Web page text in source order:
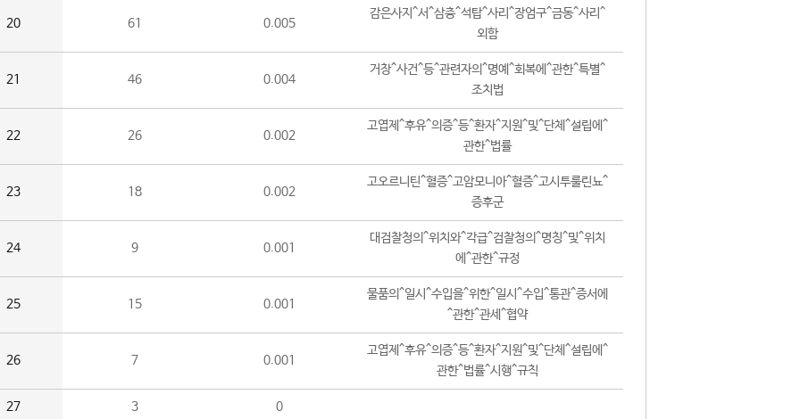
20 61 0.005
감은사지^서^삼층^석탑^사리^장엄구^금동^사리^
외함
21 46 0.004
거창^사건^등^관련자의^명예^회복에^관한^특별^
조치법
22 26 0.002
고엽제^후유^의증^등^환자^지원^및^단체^설립에^
관한^법률
23 18 0.002
고오르니틴^혈증^고암모니아^혈증^고시투룰린뇨^
증후군
24 9 0.001
대검찰청의^위치와^각급^검찰청의^명칭^및^위치
에^관한^규정
25 15 0.001
물품의^일시^수입을^위한^일시^수입^통관^증서에
^관한^관세^협약
26 7 0.001
고엽제^후유^의증^등^환자^지원^및^단체^설립에^
관한^법률^시행^규칙
27 3 0